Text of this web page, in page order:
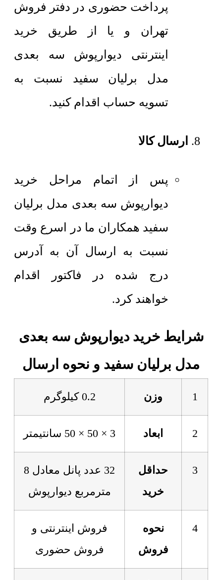
پرداخت حضوری در دفتر فروش
تهران و یا از طریق خرید
اینترنتی دیوارپوش سه بعدی
مدل برلیان سفید نسبت به
تسویه حساب اقدام کنید.
ارسال کالا
پس از اتمام مراحل خرید
دیوارپوش سه بعدی مدل برلیان
سفید همکاران ما در اسرع وقت
نسبت به ارسال آن به آدرس
درج شده در فاکتور اقدام
خواهند کرد.
شرایط خرید دیوارپوش سه بعدی
مدل برلیان سفید و نحوه ارسال
1 وزن 0.2 کیلوگرم
2 ابعاد 3 × 50 × 50 سانتیمتر
3
حداقل
خرید
32 عدد پانل معادل 8
مترمربع دیوارپوش
4
نحوه
فروش
فروش اینترنتی و
فروش حضوری